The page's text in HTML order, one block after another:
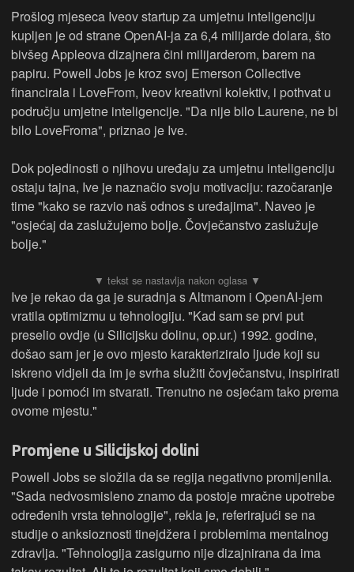
Prošlog mjeseca Iveov startup za umjetnu inteligenciju
kupljen je od strane OpenAI-ja za 6,4 milijarde dolara, što
bivšeg Appleova dizajnera čini milijarderom, barem na
papiru. Powell Jobs je kroz svoj Emerson Collective
financirala i LoveFrom, Iveov kreativni kolektiv, i pothvat u
području umjetne inteligencije. "Da nije bilo Laurene, ne bi
bilo LoveFroma", priznao je Ive.
Dok pojedinosti o njihovu uređaju za umjetnu inteligenciju
ostaju tajna, Ive je naznačio svoju motivaciju: razočaranje
time "kako se razvio naš odnos s uređajima". Naveo je
"osjećaj da zaslužujemo bolje. Čovječanstvo zaslužuje
bolje."
Ive je rekao da ga je suradnja s Altmanom i OpenAI-jem
vratila optimizmu u tehnologiju. "Kad sam se prvi put
preselio ovdje (u Silicijsku dolinu, op.ur.) 1992. godine,
došao sam jer je ovo mjesto karakteriziralo ljude koji su
iskreno vidjeli da im je svrha služiti čovječanstvu, inspirirati
ljude i pomoći im stvarati. Trenutno ne osjećam tako prema
ovome mjestu."
Promjene u Silicijskoj dolini
Powell Jobs se složila da se regija negativno promijenila.
"Sada nedvosmisleno znamo da postoje mračne upotrebe
određenih vrsta tehnologije", rekla je, referirajući se na
studije o anksioznosti tinejdžera i problemima mentalnog
zdravlja. "Tehnologija zasigurno nije dizajnirana da ima